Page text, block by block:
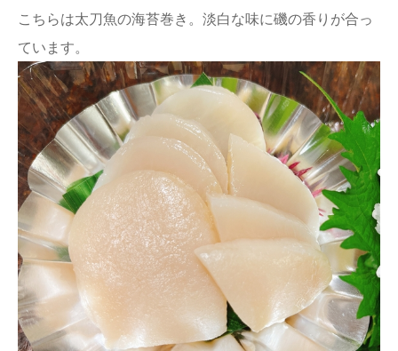
こちらは太刀魚の海苔巻き。淡白な味に磯の香りが合っ
ています。